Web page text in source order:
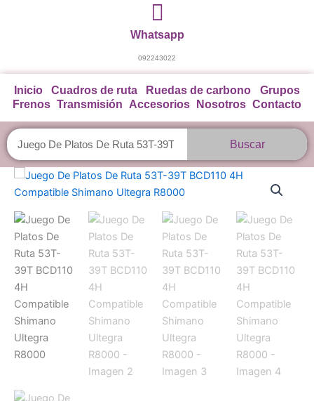
Whatsapp
092243022
Inicio Cuadros de ruta Ruedas de carbono
Grupos
Frenos Transmisión Accesorios Nosotros Contacto
Buscar
Buscar